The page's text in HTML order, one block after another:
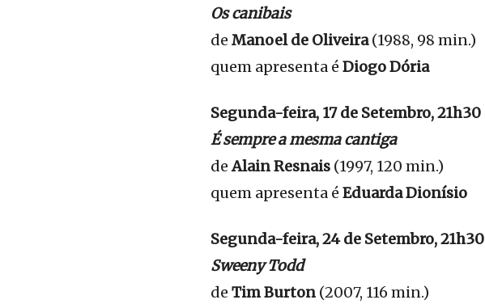
Os canibais
de Manoel de Oliveira(1988, 98 min.)
quem apresenta é Diogo Dória
Segunda-feira, 17 de Setembro, 21h30
É sempre a mesma cantiga
deAlain Resnais (1997, 120 min.)
quem apresenta é Eduarda Dionísio
Segunda-feira, 24 de Setembro, 21h30
Sweeny Todd
de Tim Burton (2007, 116 min.)